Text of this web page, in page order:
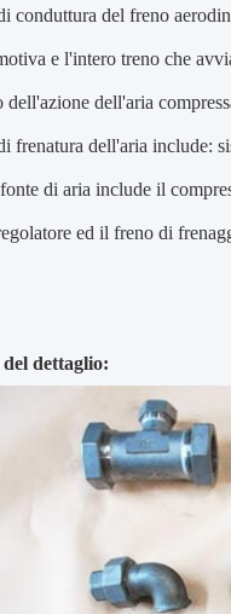
conduttura del freno
e l'intero treno che
dell'azione dell'aria
frenatura dell'aria include:
di aria include il
ed il freno di
dettaglio: